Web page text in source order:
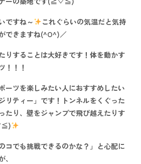
ですね～
これぐらいの気温だと気持
できますね(^O^)／
りすることは大好きです！体を動かす
！！！
ーツを楽しみたい人におすすめしたい
リティー」です！トンネルをくぐった
たり、壁をジャンプで飛び越えたりす
コでも挑戦できるのかな？」と心配に